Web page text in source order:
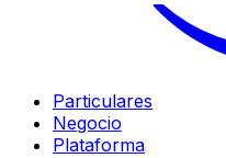
Particulares
Negocio
Plataforma